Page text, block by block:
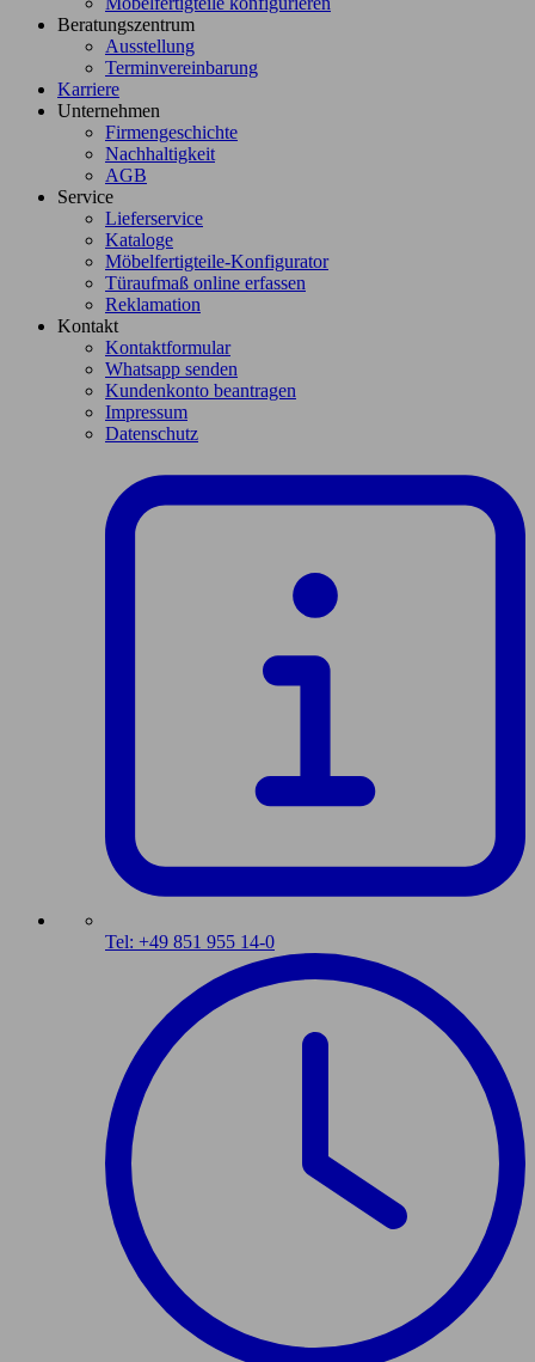
Beratungszentrum
Ausstellung
Terminvereinbarung
Karriere
Unternehmen
Firmengeschichte
Nachhaltigkeit
AGB
Service
Lieferservice
Kataloge
Möbelfertigteile-Konfigurator
Türaufmaß online erfassen
Reklamation
Kontakt
Kontaktformular
Whatsapp senden
Kundenkonto beantragen
Impressum
Datenschutz
Tel: +49 851 955 14-0